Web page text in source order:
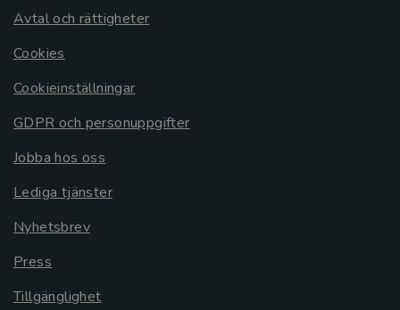
Avtal och rättigheter
Cookies
Cookieinställningar
GDPR och personuppgifter
Jobba hos oss
Lediga tjänster
Nyhetsbrev
Press
Tillgänglighet